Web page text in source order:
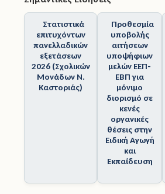
Ηλεκτρονικές Υπηρεσίες
Επικοινωνία
Σημαντικές Ειδήσεις
Στατιστικά
επιτυχόντων
πανελλαδικών
εξετάσεων
2026 (Σχολικών
Μονάδων Ν.
Προθεσμία
υποβολής
αιτήσεων
υποψήφιων
μελών ΕΕΠ-
ΕΒΠ για
μόνιμο
διορισμό σε
κενές
οργανικές
θέσεις στην
Ειδική Αγωγή
και